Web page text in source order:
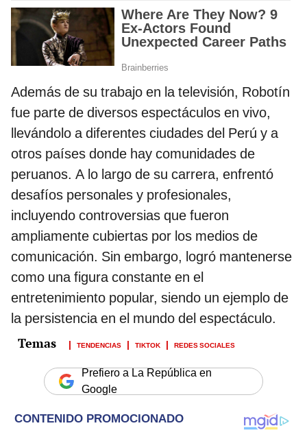
Además de su trabajo en la televisión, Robotín
fue parte de diversos espectáculos en vivo,
llevándolo a diferentes ciudades del Perú y a
otros países donde hay comunidades de
peruanos. A lo largo de su carrera, enfrentó
desafíos personales y profesionales,
incluyendo controversias que fueron
ampliamente cubiertas por los medios de
comunicación. Sin embargo, logró mantenerse
como una figura constante en el
entretenimiento popular, siendo un ejemplo de
la persistencia en el mundo del espectáculo.
TENDENCIAS TIKTOK REDES SOCIALES
Prefiero a La República en
Google